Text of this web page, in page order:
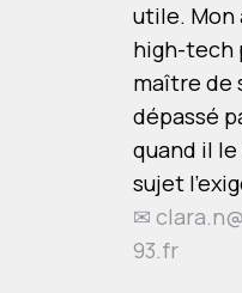
utile. Mon
high-tech
maître de
dépassé
quand il
sujet
✉
93.fr